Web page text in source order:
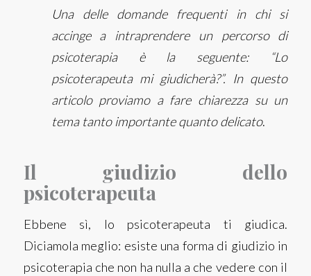
Una delle domande frequenti in chi si
accinge a intraprendere un percorso di
psicoterapia è la seguente: “Lo
psicoterapeu­ta mi giudicherà?”. In questo
articolo proviamo a fare chiarezza su un
tema tanto importante quanto delicato.
Il giudizio dello
psicoterapeuta
Ebbene sì, lo psicoterapeu­ta ti giudica.
Diciamola meglio: esiste una forma di giudizio in
psicoterapia che non ha nulla a che vedere con il